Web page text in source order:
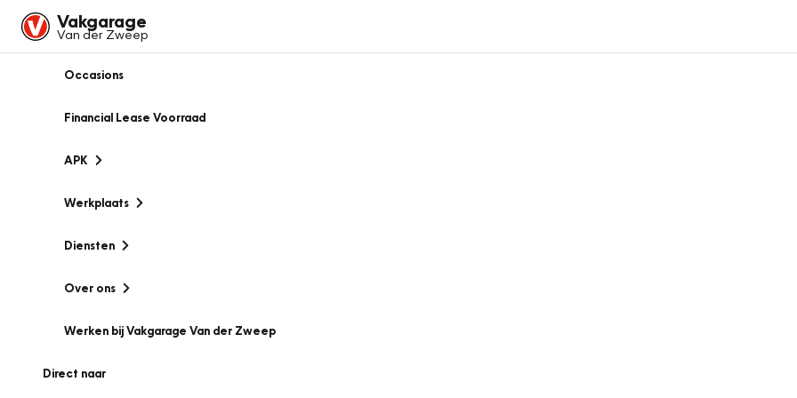
Vakgarage
Van der Zweep
Occasions
Financial Lease Voorraad
APK
Werkplaats
Diensten
Over ons
Werken bij Vakgarage Van der Zweep
Direct naar